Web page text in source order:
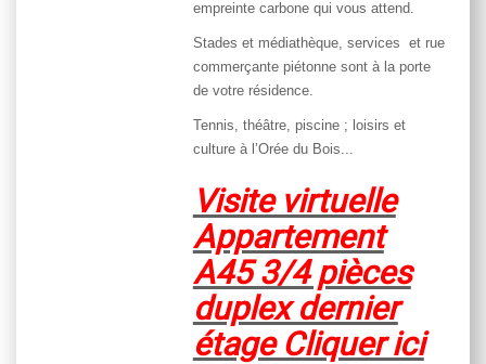
empreinte carbone qui vous attend.
Stades et médiathèque, services et rue
commerçante piétonne sont à la porte
de votre résidence.
Tennis, théâtre, piscine ; loisirs et
culture à l’Orée du Bois...
Visite virtuelle
Appartement
A45 3/4 pièces
duplex dernier
étage Cliquer ici